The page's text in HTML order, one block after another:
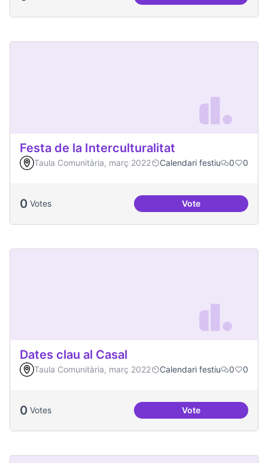
Festa de la Interculturalitat
Taula Comunitària, març 2022 Calendari festiu 0 0
0 Votes VoteFesta de la
Dates clau al Casal
Taula Comunitària, març 2022 Calendari festiu 0 0
0 Votes VoteDates clau al Casal